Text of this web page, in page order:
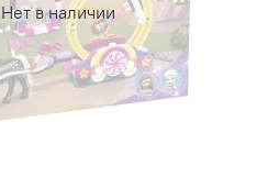
Нет в наличии